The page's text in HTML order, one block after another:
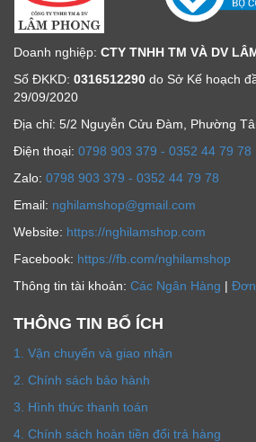
Doanh nghiệp: CTY TNHH TM VÀ DV
Số ĐKKD: 0316512290 do Sở Kế hoạch
29/09/2020
Địa chỉ: 5/2 Nguyễn Cửu Đàm, Phường
Ðiện thoại: 0798 903 379 - 0352 44 79 78
Zalo: 0798 903 379 - 0352 44 79 78
Email: nghilamshop@gmail.com
Website: https://nghilamshop.com
Facebook: https://fb.com/nghilamshop
Thông tin tài khoản: Các Ngân Hàng |
THÔNG TIN BỔ ÍCH
1. Vận chuyển và giao nhận
2. Chính sách bảo hành
3. Hình thức thanh toán
4. Chính sách hoàn tiền đổi trả hàng